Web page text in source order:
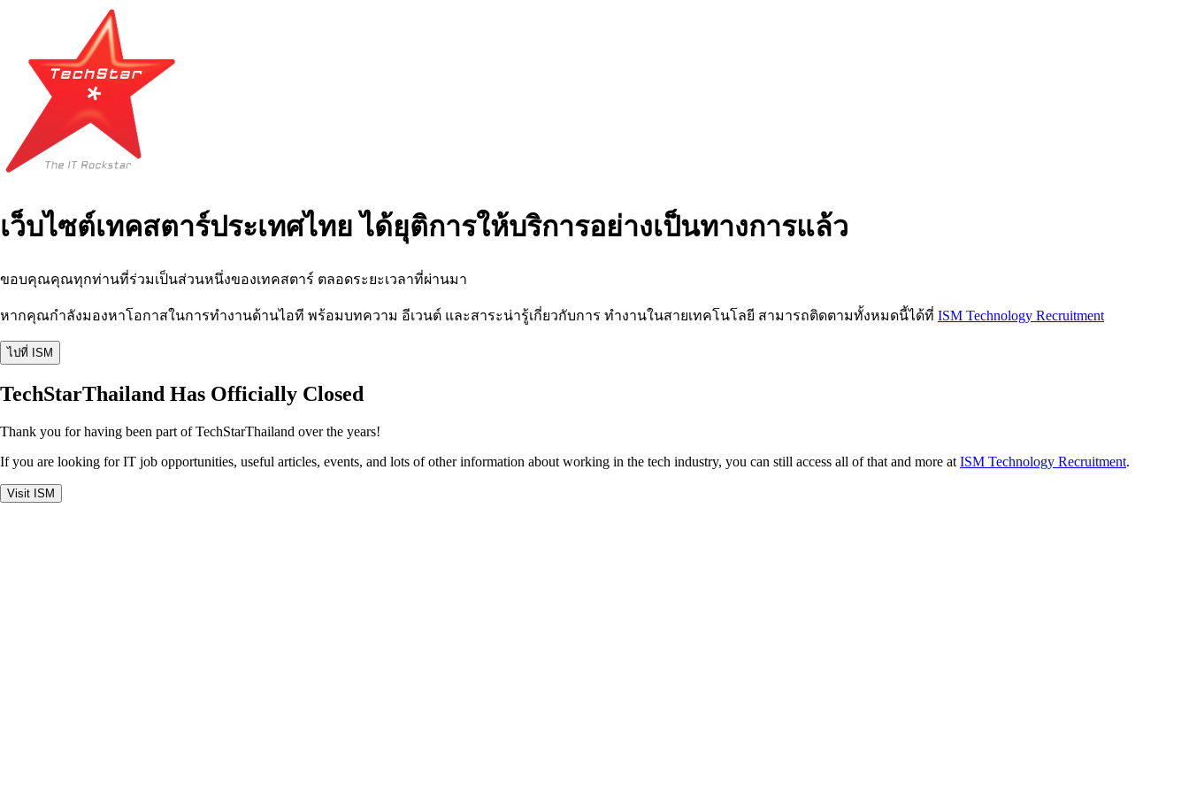
เว็บไซต์เทคสตาร์ประเทศไทย ได้ยุติการให้บริการอย่างเป็นทางการแล้ว
ขอบคุณคุณทุกท่านที่ร่วมเป็นส่วนหนึ่งของเทคสตาร์ ตลอดระยะเวลาที่ผ่านมา
หากคุณกำลังมองหาโอกาสในการทำงานด้านไอที พร้อมบทความ อีเวนต์ และสาระน่ารู้เกี่ยวกับการ ทำงานในสายเทคโนโลยี สามารถติดตามทั้งหมดนี้ได้ที่ ISM Technology Recruitment
ไปที่ ISM
TechStarThailand Has Officially Closed
Thank you for having been part of TechStarThailand over the years!
If you are looking for IT job opportunities, useful articles, events, and lots of other information about working in the tech industry, you can still access all of that and more at ISM Technology Recruitment.
Visit ISM